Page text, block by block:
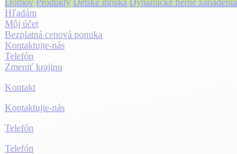
Domov Produkty Detské ihriská Dynamické herné zariadenia
Hľadám
Môj účet
Bezplatná cenová ponuka
Kontaktujte-nás
Telefón
Zmeniť krajinu
Kontakt
Kontaktujte-nás
Telefón
Telefón